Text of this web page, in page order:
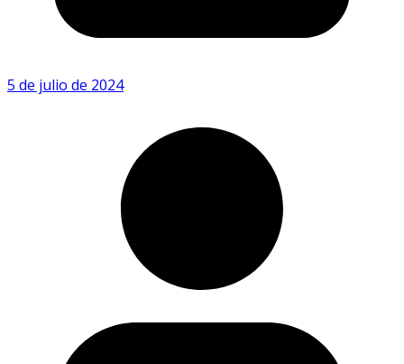
5 de julio de 2024